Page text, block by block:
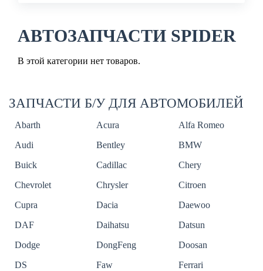
АВТОЗАПЧАСТИ SPIDER
В этой категории нет товаров.
ЗАПЧАСТИ Б/У ДЛЯ АВТОМОБИЛЕЙ
Abarth Acura
Alfa Romeo
Audi
Bentley
BMW
Buick
Cadillac
Chery
Chevrolet
Chrysler
Citroen
Cupra
Dacia
Daewoo
DAF
Daihatsu
Datsun
Dodge
DongFeng
Doosan
DS
Faw
Ferrari